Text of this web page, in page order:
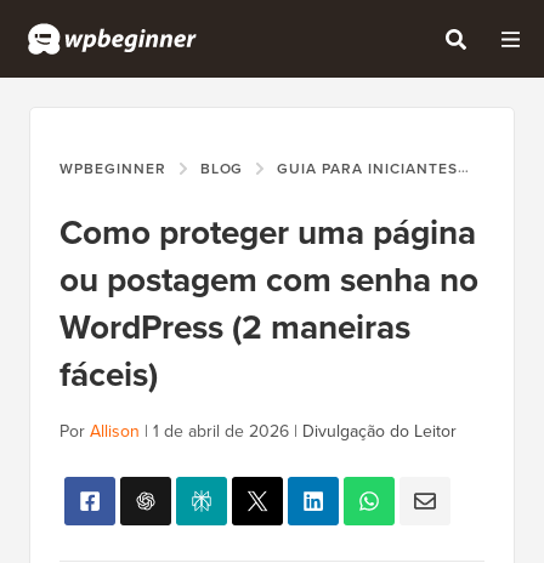
WPBEGINNER BLOG GUIA PARA INICIANTES
Como proteger uma página
ou postagem com senha no
WordPress (2 maneiras
fáceis)
PorAllison | 1 de abril de 2026 | Divulgação do Leitor